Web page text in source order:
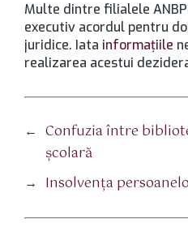
Multe dintre filialele
executiv acordul pentru
juridice. Iata informaţiile
realizarea acestui
← Confuzia între
şcolară
→ Insolvenţa